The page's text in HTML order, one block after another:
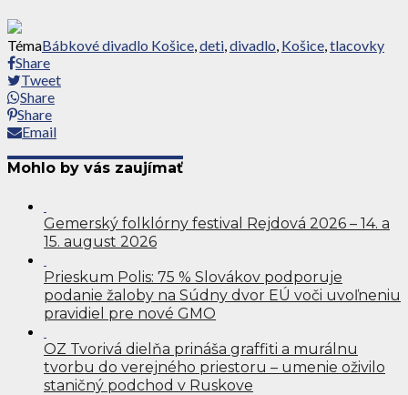
TémaBábkové divadlo Košice,deti,divadlo, Košice,tlacovky
Share
Tweet
Share
Share
Email
Mohlo by vás zaujímať
Gemerský folklórny festival Rejdová 2026 – 14. a
15. august 2026
Prieskum Polis: 75 % Slovákov podporuje
podanie žaloby na Súdny dvor EÚ voči uvoľneniu
pravidiel pre nové GMO
OZ Tvorivá dielňa prináša graffiti a murálnu
tvorbu do verejného priestoru – umenie oživilo
staničný podchod v Ruskove